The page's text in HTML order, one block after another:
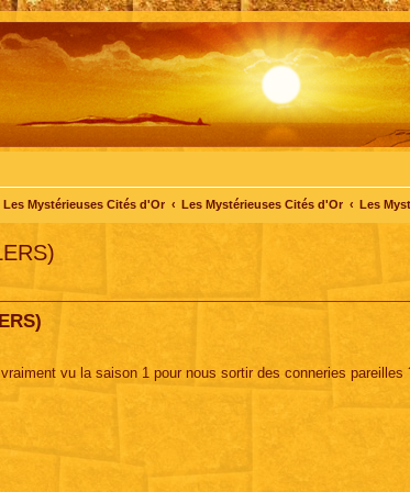
Les Mystérieuses Cités d'Or Les Mystérieuses Cités d'Or Les
vu la saison 1 pour nous sortir des conneries